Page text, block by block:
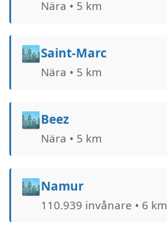
Nära • 5 km
🏙️Saint-Marc
Nära • 5 km
🏙️Beez
Nära • 5 km
🏙️Namur
110.939 invånare • 6 km